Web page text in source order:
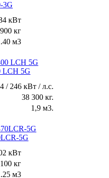
3G
кВт
кг
м3
LCH 5G
/ 246 кВт / л.с.
38 300 кг.
1,9 м3.
5G
кВт
кг
м3